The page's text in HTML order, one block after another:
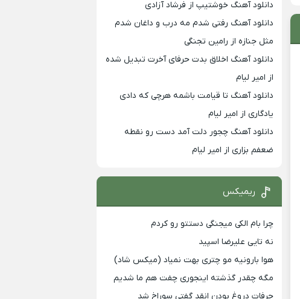
دانلود آهنگ خوشتیپ از فرشاد آزادی
دانلود آهنگ رفتی شدم مه درب و داغان شدم
مثل جنازه از رامین تجنگی
دانلود آهنگ اخلاق بدت حرفای آخرت تبدیل شده
از امیر لیام
دانلود آهنگ تا قیامت باشمه هرچی که دادی
یادگاری از امیر لیام
دانلود آهنگ چجور دلت آمد دست رو نقطه
ضعفم بزاری از امیر لیام
ریمیکس
چرا بام الکی میجنگی دستتو رو کردم
نه تایی علیرضا اسپید
هوا بارونیه مو چتری بهت نمیاد (میکس شاد)
مگه چقدر گذشته اینجوری چفت هم ما شدیم
حرفات دروغ بودن انقد گفتی سوراخ شد